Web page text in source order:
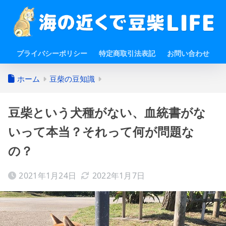
プライバシーポリシー 特定商取引法表記 お問い合わせ
ホーム 豆柴の豆知識
豆柴という犬種がない、血統書がな
いって本当？それって何が問題な
の？
2021年1月24日 2022年1月7日